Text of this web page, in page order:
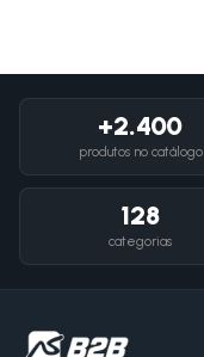
+2.400
produtos no catálogo
128
categorias